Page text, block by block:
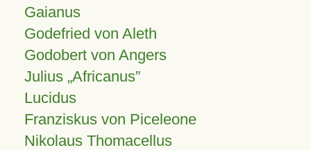
Gaianus
Godefried von Aleth
Godobert von Angers
Julius Africanus
Lucidus
Franziskus von Piceleone
Nikolaus Thomacellus